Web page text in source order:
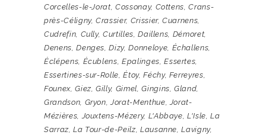
Corcelles-le-Jorat,Cossonay, Cottens,Crans-
près-Céligny,Crassier, Crissier,Cuarnens,
Cudrefin, Cully,Curtilles,Daillens, Démoret,
Denens,Denges,Dizy,Donneloye, Échallens,
Éclépens, Écublens,Epalinges,Essertes,
Essertines-sur-Rolle,Étoy,Féchy, Ferreyres,
Founex,Giez,Gilly, Gimel,Gingins,Gland,
Grandson, Gryon,Jorat-Menthue,Jorat-
Mézières,Jouxtens-Mézery, L'Abbaye,L'Isle,La
Sarraz,La Tour-de-Peilz, Lausanne,Lavigny,